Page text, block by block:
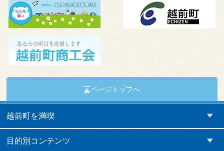
ページトップへ
越前町を満喫
目的別コンテンツ